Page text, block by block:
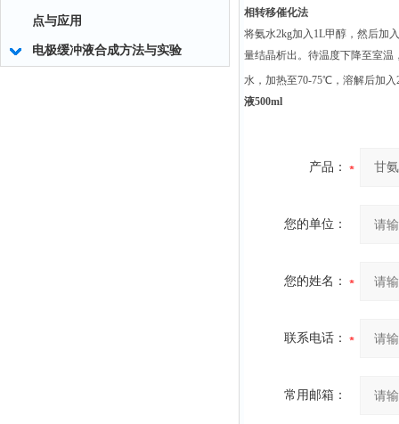
点与应用
电极缓冲液合成方法与实验
相转移催化法
将氨水2kg加入1L甲醇，然后加
量结晶析出。待温度下降至室温
水，加热至70-75℃，溶解后加
液500ml
产品：
您的单位：
您的姓名：
联系电话：
常用邮箱：